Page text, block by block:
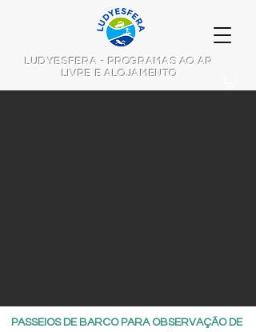
LUDYESFERA - PROGRAMAS AO AR
LIVRE E ALOJAMENTO
PASSEIOS DE BARCO PARA OBSERVAÇÃO DE